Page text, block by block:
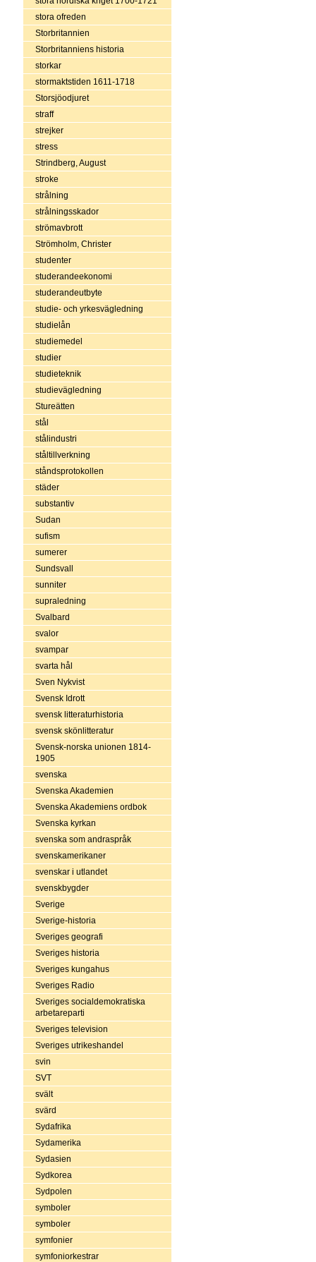
stora ofreden
Storbritannien
Storbritanniens historia
storkar
stormaktstiden 1611-1718
Storsjöodjuret
straff
strejker
stress
Strindberg, August
stroke
strålning
strålningsskador
strömavbrott
Strömholm, Christer
studenter
studerandeekonomi
studerandeutbyte
studie- och yrkesvägledning
studielån
studiemedel
studier
studieteknik
studievägledning
Stureätten
stål
stålindustri
ståltillverkning
ståndsprotokollen
städer
substantiv
Sudan
sufism
sumerer
Sundsvall
sunniter
supraledning
Svalbard
svalor
svampar
svarta hål
Sven Nykvist
Svensk Idrott
svensk litteraturhistoria
svensk skönlitteratur
Svensk-norska unionen 1814-
1905
svenska
Svenska Akademien
Svenska Akademiens ordbok
Svenska kyrkan
svenska som andraspråk
svenskamerikaner
svenskar i utlandet
svenskbygder
Sverige
Sverige-historia
Sveriges geografi
Sveriges historia
Sveriges kungahus
Sveriges Radio
Sveriges socialdemokratiska
arbetareparti
Sveriges television
Sveriges utrikeshandel
svin
SVT
svält
svärd
Sydafrika
Sydamerika
Sydasien
Sydkorea
Sydpolen
symboler
symboler
symfonier
symfoniorkestrar